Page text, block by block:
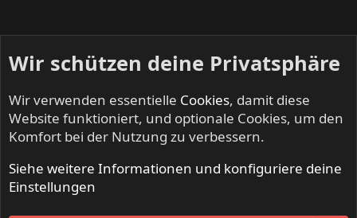
IRON FISTS - Heavy Metal & Doom Metal
Wir schützen deine Privatsphäre
Wir verwenden essentielle Cookies, damit diese
Website funktioniert, und optionale Cookies, um den
Komfort bei der Nutzung zu verbessern.
Siehe weitere Informationen und konfiguriere deine
Einstellungen